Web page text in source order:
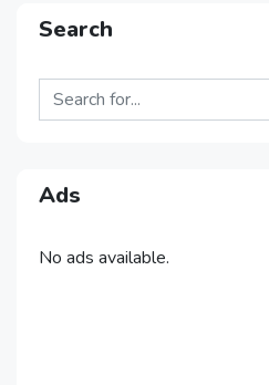
Search
Ads
No ads available.